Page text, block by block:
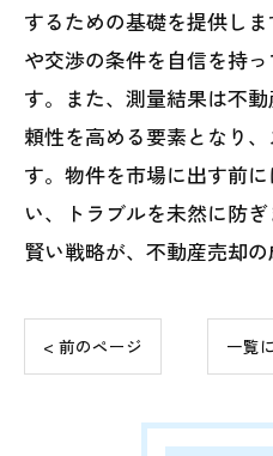
するための基礎を提供し
や交渉の条件を自信を持
す。また、測量結果は不
頼性を高める要素となり
す。物件を市場に出す前
い、トラブルを未然に防
賢い戦略が、不動産売却の
< 前のページ 一覧